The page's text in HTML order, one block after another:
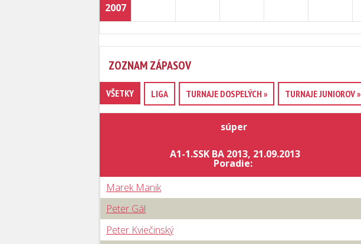
2007
ZOZNAM ZÁPASOV
VŠETKY LIGA TURNAJE DOSPELÝCH » TURNAJE JUNIOROV »
súper
A1-1.SSK BA 2013, 21.09.2013
Poradie:
Marek Manik
Peter Gál
Peter Kviečinský